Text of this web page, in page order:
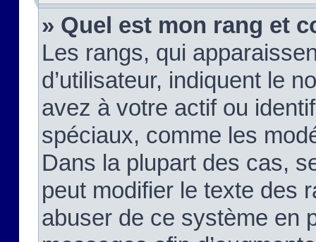
» Quel est mon rang et
Les rangs, qui
d’utilisateur, indiquent le
avez à votre actif ou
spéciaux, comme les
Dans la plupart des cas,
peut modifier le texte des
abuser de ce système en